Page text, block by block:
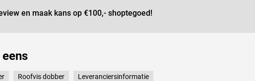
en maak kans op €100,- shoptegoed!
Roofvis dobber Leveranciersinformatie